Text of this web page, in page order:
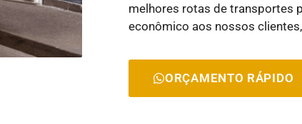
melhores rotas de transportes
econômico aos nossos
ORÇAMENTO RÁPIDO